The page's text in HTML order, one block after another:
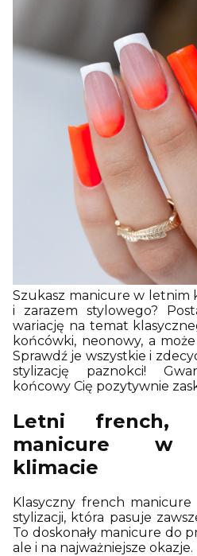
Szukasz manicure w letnim
i zarazem stylowego?
wariację na temat
końcówki, neonowy, a
Sprawdź je wszystkie i
stylizację paznokci!
końcowy Cię pozytywnie
Letni french,
manicure w
klimacie
Klasyczny french manicure
stylizacji, która pasuje
To doskonały manicure do
ale i na najważniejsze okazje.